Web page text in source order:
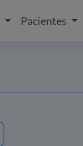
Pacientes